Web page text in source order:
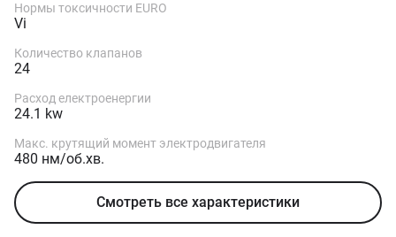
Нормы токсичности EURO
Vi
Количество клапанов
24
Расход електроенергии
24.1 kw
Макс. крутящий момент электродвигателя
480 нм/об.хв.
Смотреть все характеристики